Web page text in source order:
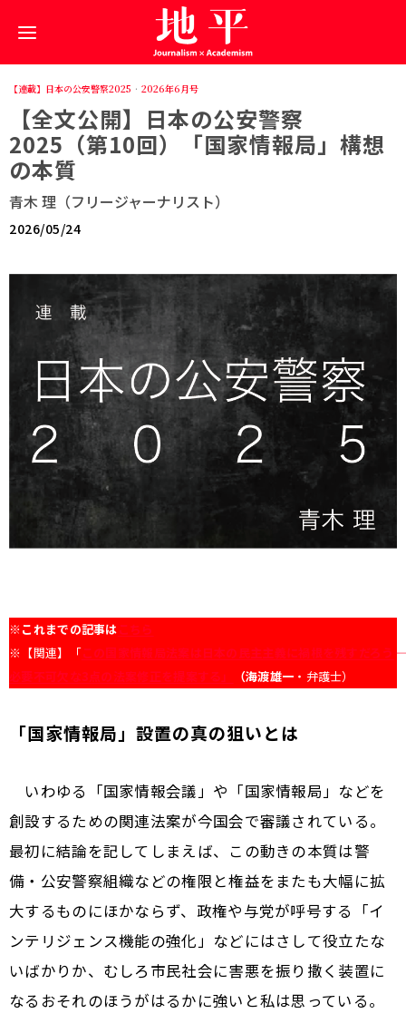
【連載】日本の公安警察2025 · 2026年6月号
【全文公開】日本の公安警察
2025（第10回）「国家情報局」構想
の本質
青木 理（フリージャーナリスト）
2026/05/24
※ これまでの記事はこちら
※【関連】「この国家情報局法案は日本の民主主義に禍根を残すだろう――
必要不可欠な3点の法案修正を提案する」
（海渡雄一 ・弁護士）
「国家情報局」設置の真の狙いとは
いわゆる「国家情報会議」や「国家情報局」などを
創設するための関連法案が今国会で審議されている。
最初に結論を記してしまえば、この動きの本質は警
備・公安警察組織などの権限と権益をまたも大幅に拡
大するものにほかならず、政権や与党が呼号する「イ
ンテリジェンス機能の強化」などにはさして役立たな
いばかりか、むしろ市民社会に害悪を振り撒く装置に
なるおそれのほうがはるかに強いと私は思っている。